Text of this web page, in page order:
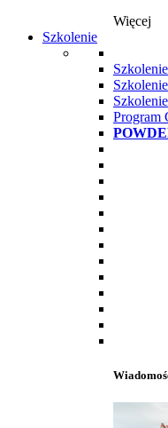
Więcej
Szkolenie
Program